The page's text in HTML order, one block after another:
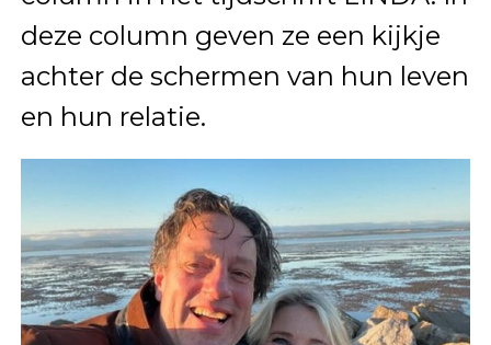
deze column geven ze een kijkje
achter de schermen van hun leven
en hun relatie.